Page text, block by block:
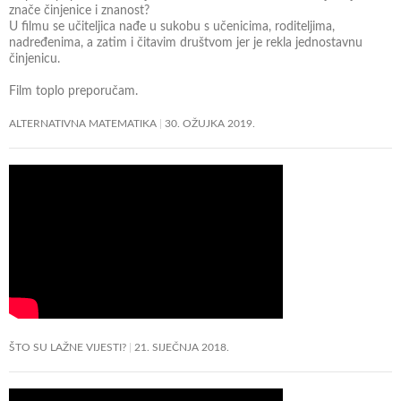
znače činjenice i znanost?
U filmu se učiteljica nađe u sukobu s učenicima, roditeljima,
nadređenima, a zatim i čitavim društvom jer je rekla jednostavnu
činjenicu.
Film toplo preporučam.
ALTERNATIVNA MATEMATIKA 30. OŽUJKA 2019.
ŠTO SU LAŽNE VIJESTI? 21. SIJEČNJA 2018.